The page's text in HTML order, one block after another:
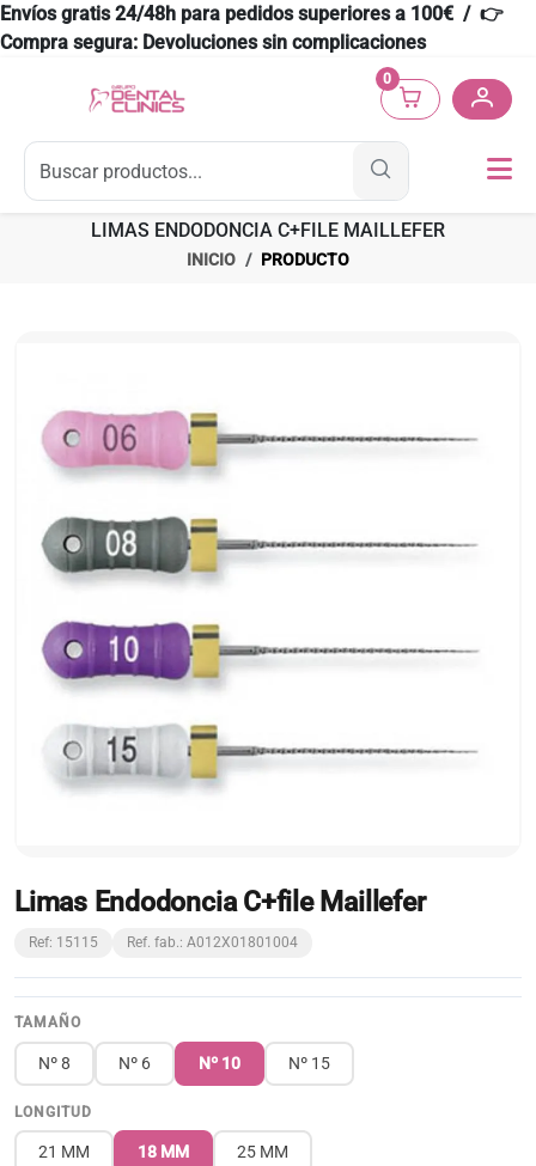
Envíos gratis 24/48h para pedidos superiores a 100€ / 👉
Compra segura: Devoluciones sin complicaciones
0
LIMAS ENDODONCIA C+FILE MAILLEFER
INICIO PRODUCTO
Limas Endodoncia C+file Maillefer
Ref: 15115 Ref. fab.: A012X01801004
TAMAÑO
Nº 8 Nº 6 Nº 10 Nº 15
LONGITUD
21 MM 18 MM 25 MM